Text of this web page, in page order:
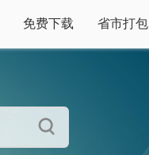
免费下载 省市打包